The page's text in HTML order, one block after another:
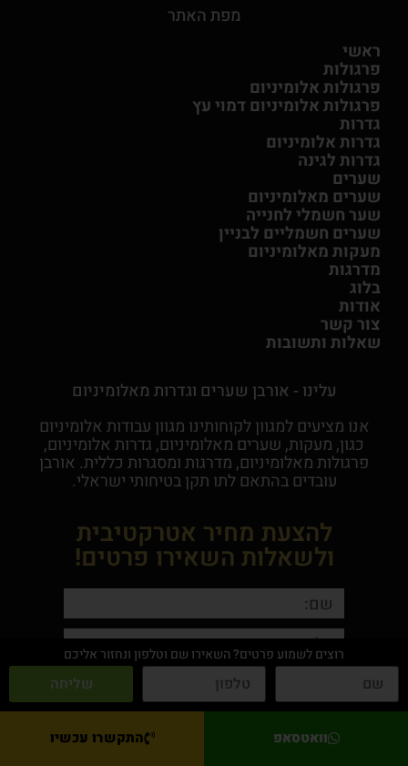
מפת האתר
ראשי
פרגולות
פרגולות אלומיניום
פרגולות אלומיניום דמוי עץ
גדרות
גדרות אלומיניום
גדרות לגינה
שערים
שערים מאלומיניום
שער חשמלי לחנייה
שערים חשמליים לבניין
מעקות מאלומיניום
מדרגות
בלוג
אודות
צור קשר
שאלות ותשובות
עלינו - אורבן שערים וגדרות מאלומיניום
אנו מציעים למגוון לקוחותינו מגוון עבודות אלומיניום
כגון, מעקות, שערים מאלומיניום, גדרות אלומיניום,
פרגולות מאלומיניום, מדרגות ומסגרות כללית. אורבן
עובדים בהתאם לתו תקן בטיחותי ישראלי.
להצעת מחיר אטרקטיבית
ולשאלות השאירו פרטים!
This site is protected by reCAPTCHA and the Google
Privacy PolicyandTerms of Serviceapply.
רוצים לשמוע פרטים? השאירו שם וטלפון ונחזור אליכם
שליחה
וואטסאפ התקשרו עכשיו